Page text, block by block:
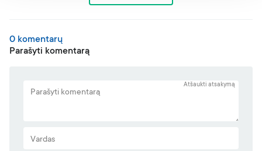
0 komentarų
Parašyti komentarą
Atšaukti atsakymą